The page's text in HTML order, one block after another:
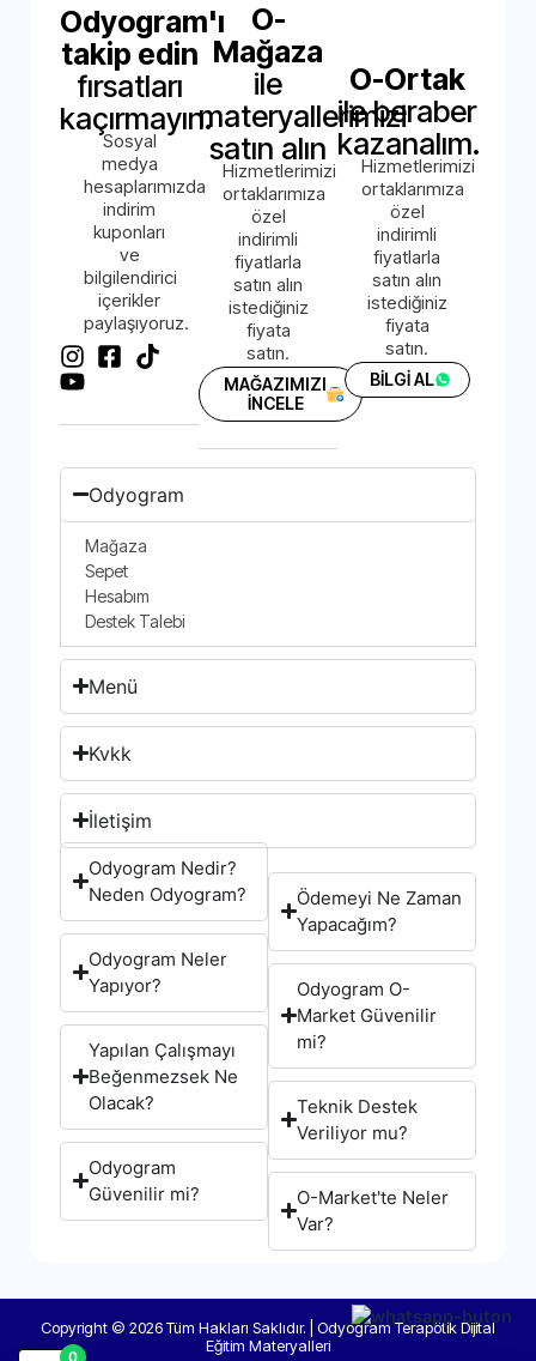
Odyogram'ı
takip edin
fırsatları
kaçırmayın.
Sosyal
medya
hesaplarımızda
indirim
kuponları
ve
bilgilendirici
içerikler
paylaşıyoruz.
O-
Mağaza
ile
materyallerimizi
satın alın
Hizmetlerimizi
ortaklarımıza
özel
indirimli
fiyatlarla
satın alın
istediğiniz
fiyata
satın.
MAĞAZIMIZI
İNCELE
O-Ortak
ile beraber
kazanalım.
Hizmetlerimizi
ortaklarımıza
özel
indirimli
fiyatlarla
satın alın
istediğiniz
fiyata
satın.
BİLGİ AL
Odyogram
Mağaza
Sepet
Hesabım
Destek Talebi
Menü
Kvkk
İletişim
Odyogram Nedir?
Neden Odyogram?
Odyogram Neler
Yapıyor?
Yapılan Çalışmayı
Beğenmezsek Ne
Olacak?
Odyogram
Güvenilir mi?
Ödemeyi Ne Zaman
Yapacağım?
Odyogram O-
Market Güvenilir
mi?
Teknik Destek
Veriliyor mu?
O-Market'te Neler
Var?
Copyright © 2026 Tüm Hakları Saklıdır. | Odyogram Terapötik Dijital
Eğitim Materyalleri
0